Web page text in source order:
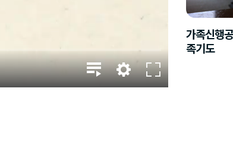
가족신행
족기도